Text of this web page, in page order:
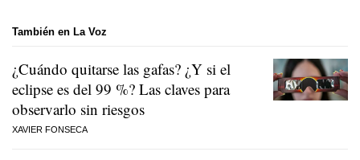
También en La Voz
¿Cuándo quitarse las gafas? ¿Y si el
eclipse es del 99 %? Las claves para
observarlo sin riesgos
XAVIER FONSECA